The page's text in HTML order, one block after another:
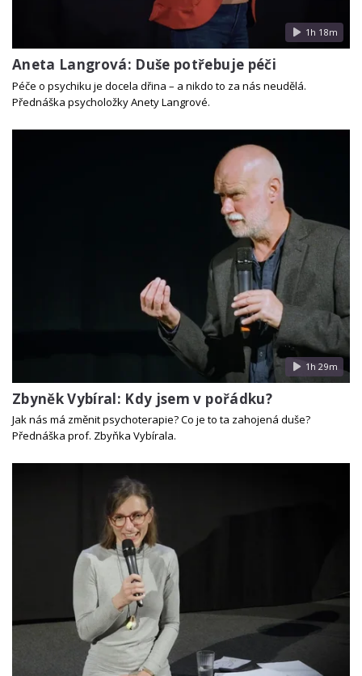
1h 18m
Aneta Langrová: Duše potřebuje péči
Péče o psychiku je docela dřina – a nikdo to za nás neudělá.
Přednáška psycholožky Anety Langrové.
1h 29m
Zbyněk Vybíral: Kdy jsem v pořádku?
Jak nás má změnit psychoterapie? Co je to ta zahojená duše?
Přednáška prof. Zbyňka Vybírala.